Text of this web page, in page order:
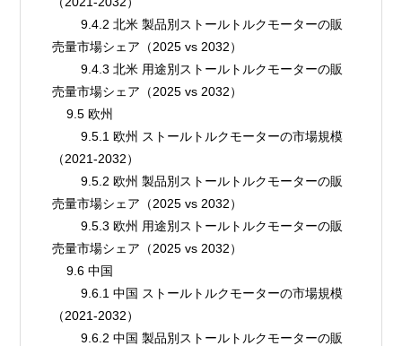
        9.4.2 北米 製品別ストールトルクモーターの販
売量市場シェア（2025 vs 2032）
        9.4.3 北米 用途別ストールトルクモーターの販
売量市場シェア（2025 vs 2032）
    9.5 欧州
        9.5.1 欧州 ストールトルクモーターの市場規模
（2021-2032）
        9.5.2 欧州 製品別ストールトルクモーターの販
売量市場シェア（2025 vs 2032）
        9.5.3 欧州 用途別ストールトルクモーターの販
売量市場シェア（2025 vs 2032）
    9.6 中国
        9.6.1 中国 ストールトルクモーターの市場規模
（2021-2032）
        9.6.2 中国 製品別ストールトルクモーターの販